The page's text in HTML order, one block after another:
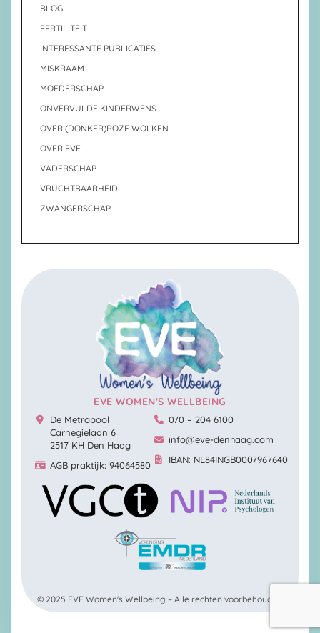
BLOG
FERTILITEIT
INTERESSANTE PUBLICATIES
MISKRAAM
MOEDERSCHAP
ONVERVULDE KINDERWENS
OVER (DONKER)ROZE WOLKEN
OVER EVE
VADERSCHAP
VRUCHTBAARHEID
ZWANGERSCHAP
EVE WOMEN'S WELLBEING
De Metropool
Carnegielaan 6
2517 KH Den Haag
AGB praktijk: 94064580
070 – 204 6100
info@eve-denhaag.com
IBAN: NL84INGB0007967640
© 2025 EVE Women's Wellbeing – Alle rechten voorbehouden.